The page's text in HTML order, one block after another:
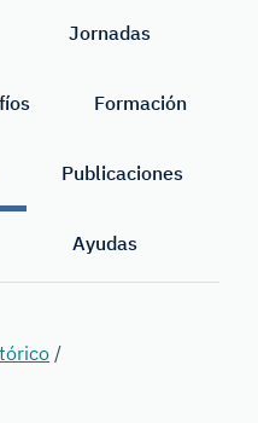
Jornadas
Formación
Publicaciones
Ayudas
/